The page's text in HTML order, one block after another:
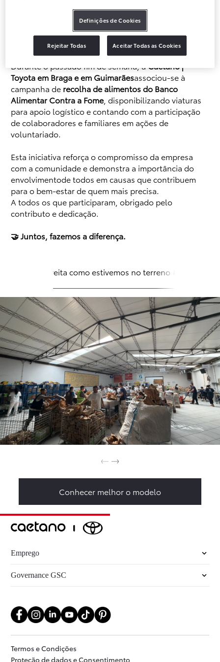
Durante o passado fim de semana, aCaetano |
Toyota em Braga e em Guimarãesassociou-se à
campanha de recolha de alimentos do Banco
Alimentar Contra a Fome, disponibilizando viaturas
para apoio logístico e contando com a participação
de colaboradores e familiares em ações de
voluntariado.
Esta iniciativa reforça o compromisso da empresa
com a comunidade e demonstra a importância do
envolvimentode todos em causas que contribuem
para o bem-estar de quem mais precisa.
A todos os que participaram, obrigado pelo
contributo e dedicação.
🤝 Juntos, fazemos a diferença.
Espreita como estivemos no terreno ⬇️📷
Conhecer melhor o modelo
Emprego
Governance GSC
Termos e Condições
Proteção de dados e Consentimento
Definições de Cookies
Rejeitar Todas Aceitar Todas as Cookies